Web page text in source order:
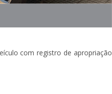
com registro de apropriação